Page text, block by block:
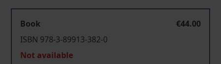
Book
€44.00
ISBN 978-3-89913-382-0
Not available